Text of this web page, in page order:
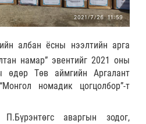
албан ёсны нээлтийн арга
намар” эвентийг 2021 оны
өдөр Төв аймгийн Аргалант
номадик цогцолбор”-т
аваргын зодог,